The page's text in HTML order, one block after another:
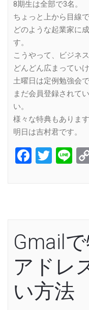
8期生は全部で3名。
ちょっと上から目線
どのような起業家に
す。
こうやって、ビジネ
どんどん広まってい
土曜日は定例勉強会で
まだ会員登録されて
い。
様々な特典もあります
明日は吉村君です。
Gmail
アドレ
い方法